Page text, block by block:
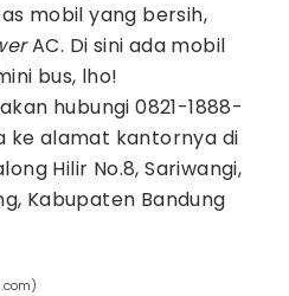
mobil yang bersih,
AC. Di sini ada mobil
bus, lho!
hubungi 0821-1888-
ke alamat kantornya di
Hilir No.8, Sariwangi,
Kabupaten Bandung